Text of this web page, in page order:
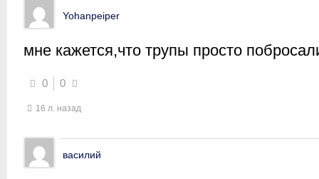
Yohanpeiper
мне кажется,что трупы просто
0 0
16 л. назад
василий